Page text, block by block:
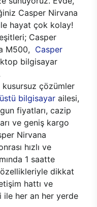
Casper Nirvana
hayat çok kolay!
Casper
M500, Casper
bilgisayar
çözümler
bilgisayar ailesi,
fiyatları, cazip
ve geniş kargo
Nirvana
hızlı ve
1 saatte
dikkat
hattı ve
ile her an her yerde